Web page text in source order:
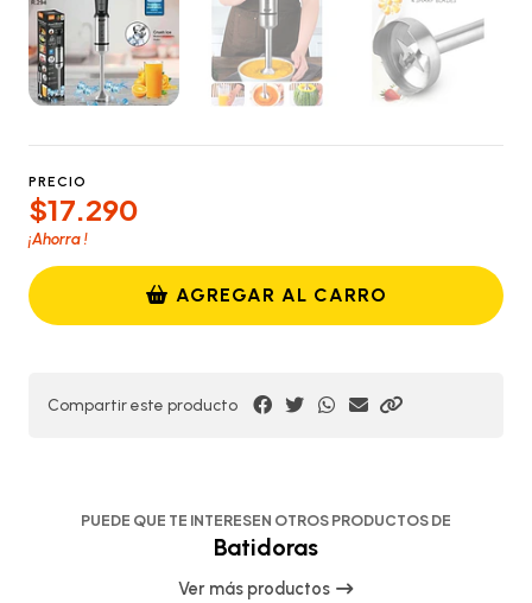
PRECIO
$17.290
¡Ahorra!
AGREGAR AL CARRO
Compartir este producto
PUEDE QUE TE INTERESEN OTROS PRODUCTOS DE
Batidoras
Ver más productos